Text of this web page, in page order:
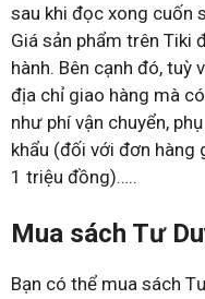
sau khi đọc xong cuốn
Giá sản phẩm trên Tiki
hành. Bên cạnh đó, tuỳ
địa chỉ giao hàng mà
như phí vận chuyển,
khẩu (đối với đơn
1 triệu đồng)…..
Mua sách Tư
Bạn có thể mua sách